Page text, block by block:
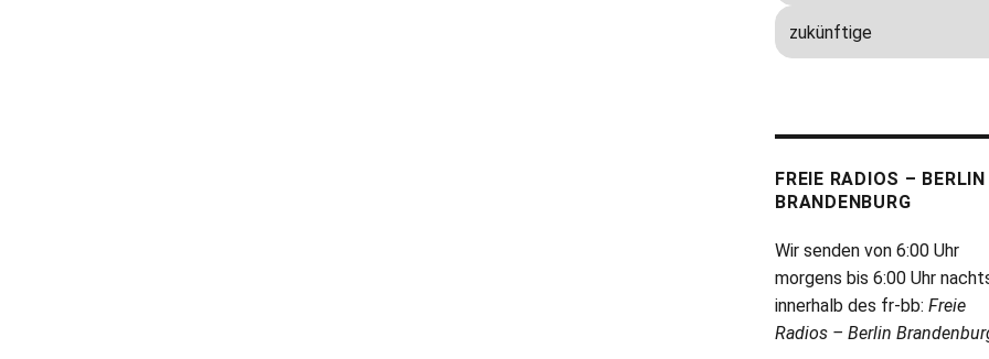
FREIE RADIOS – BERLIN
BRANDENBURG
Wir senden von 6:00 Uhr
morgens bis 6:00 Uhr
innerhalb des fr-bb: Freie
Radios – Berlin